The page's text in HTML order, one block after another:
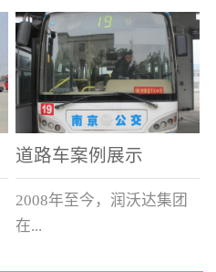
中国累计升级改造非道路
运输车辆10000余辆，涵盖
了所有非道路车辆类型。
道路车案例展示
2008年至今，润沃达集团
在...